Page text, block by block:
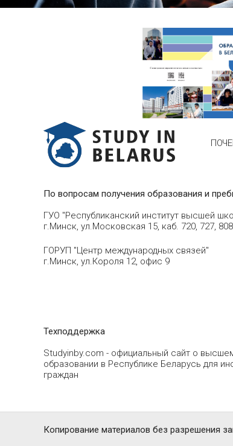
По вопросам получения образования и
ГУО "Республиканский институт высшей
г.Минск, ул.Московская 15, каб. 720, 727, 808
ГОРУП "Центр международных связей"
г.Минск, ул.Короля 12, офис 9
Техподдержка
Studyinby.com - официальный сайт о
образовании в Республике Беларусь для
граждан
Копирование материалов без разрешения